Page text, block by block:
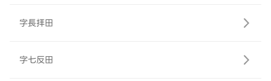
字長拝田
字七反田